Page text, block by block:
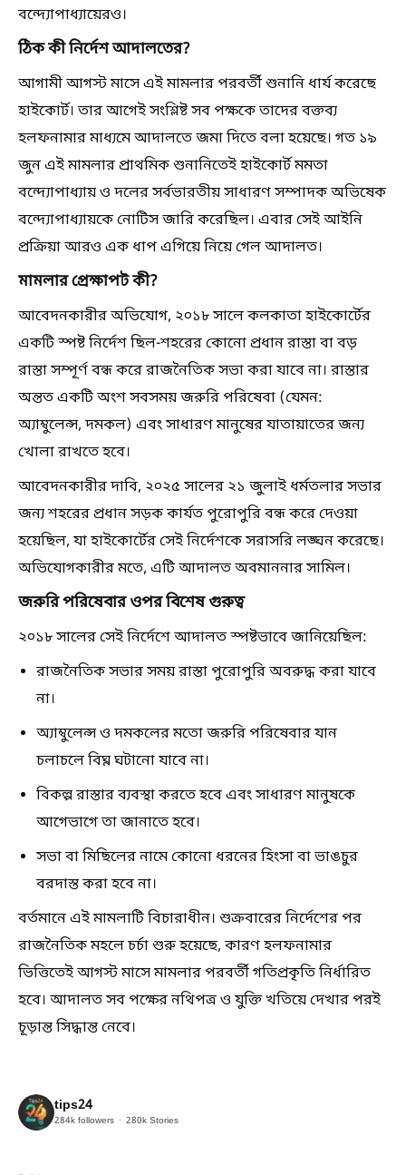
বন্দ্যোপাধ্যায়েরও।
ঠিক কী নির্দেশ আদালতের?
আগামী আগস্ট মাসে এই মামলার পরবর্তী শুনানি ধার্য করেছে
হাইকোর্ট। তার আগেই সংশ্লিষ্ট সব পক্ষকে তাদের বক্তব্য
হলফনামার মাধ্যমে আদালতে জমা দিতে বলা হয়েছে। গত ১৯
জুন এই মামলার প্রাথমিক শুনানিতেই হাইকোর্ট মমতা
বন্দ্যোপাধ্যায় ও দলের সর্বভারতীয় সাধারণ সম্পাদক অভিষেক
বন্দ্যোপাধ্যায়কে নোটিস জারি করেছিল। এবার সেই আইনি
প্রক্রিয়া আরও এক ধাপ এগিয়ে নিয়ে গেল আদালত।
মামলার প্রেক্ষাপট কী?
আবেদনকারীর অভিযোগ, ২০১৮ সালে কলকাতা হাইকোর্টের
একটি স্পষ্ট নির্দেশ ছিল-শহরের কোনো প্রধান রাস্তা বা বড়
রাস্তা সম্পূর্ণ বন্ধ করে রাজনৈতিক সভা করা যাবে না। রাস্তার
অন্তত একটি অংশ সবসময় জরুরি পরিষেবা (যেমন:
অ্যাম্বুলেন্স, দমকল) এবং সাধারণ মানুষের যাতায়াতের জন্য
খোলা রাখতে হবে।
আবেদনকারীর দাবি, ২০২৫ সালের ২১ জুলাই ধর্মতলার সভার
জন্য শহরের প্রধান সড়ক কার্যত পুরোপুরি বন্ধ করে দেওয়া
হয়েছিল, যা হাইকোর্টের সেই নির্দেশকে সরাসরি লঙ্ঘন করেছে।
অভিযোগকারীর মতে, এটি আদালত অবমাননার সামিল।
জরুরি পরিষেবার ওপর বিশেষ গুরুত্ব
২০১৮ সালের সেই নির্দেশে আদালত স্পষ্টভাবে জানিয়েছিল:
রাজনৈতিক সভার সময় রাস্তা পুরোপুরি অবরুদ্ধ করা যাবে
না।
অ্যাম্বুলেন্স ও দমকলের মতো জরুরি পরিষেবার যান
চলাচলে বিঘ্ন ঘটানো যাবে না।
বিকল্প রাস্তার ব্যবস্থা করতে হবে এবং সাধারণ মানুষকে
আগেভাগে তা জানাতে হবে।
সভা বা মিছিলের নামে কোনো ধরনের হিংসা বা ভাঙচুর
বরদাস্ত করা হবে না।
বর্তমানে এই মামলাটি বিচারাধীন। শুক্রবারের নির্দেশের পর
রাজনৈতিক মহলে চর্চা শুরু হয়েছে, কারণ হলফনামার
ভিত্তিতেই আগস্ট মাসে মামলার পরবর্তী গতিপ্রকৃতি নির্ধারিত
হবে। আদালত সব পক্ষের নথিপত্র ও যুক্তি খতিয়ে দেখার পরই
চূড়ান্ত সিদ্ধান্ত নেবে।
tips24
284k followers 280k Stories